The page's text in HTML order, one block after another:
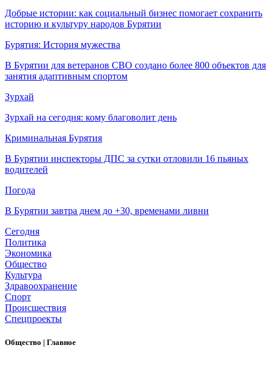
Добрые истории: как социальный бизнес помогает сохранить
историю и культуру народов Бурятии
Бурятия: История мужества
В Бурятии для ветеранов СВО создано более 800 объектов для
занятия адаптивным спортом
Зурхай
Зурхай на сегодня: кому благоволит день
Криминальная Бурятия
В Бурятии инспекторы ДПС за сутки отловили 16 пьяных
водителей
Погода
В Бурятии завтра днем до +30, временами ливни
Сегодня
Политика
Экономика
Общество
Культура
Здравоохранение
Спорт
Происшествия
Спецпроекты
Общество | Главное